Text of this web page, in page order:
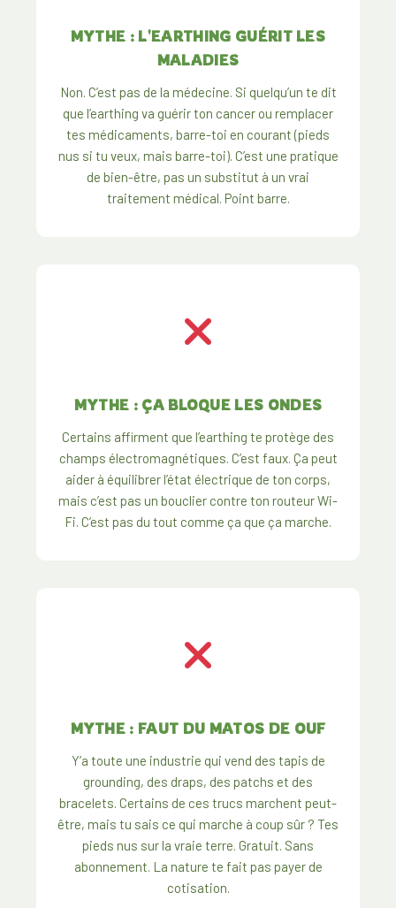
MYTHE : L'EARTHING GUÉRIT LES
MALADIES
Non. C’est pas de la médecine. Si quelqu’un te dit
que l’earthing va guérir ton cancer ou remplacer
tes médicaments, barre-toi en courant (pieds
nus si tu veux, mais barre-toi). C’est une pratique
de bien-être, pas un substitut à un vrai
traitement médical. Point barre.
MYTHE : ÇA BLOQUE LES ONDES
Certains affirment que l’earthing te protège des
champs électromagnétiques. C’est faux. Ça peut
aider à équilibrer l’état électrique de ton corps,
mais c’est pas un bouclier contre ton routeur Wi-
Fi. C’est pas du tout comme ça que ça marche.
MYTHE : FAUT DU MATOS DE OUF
Y’a toute une industrie qui vend des tapis de
grounding, des draps, des patchs et des
bracelets. Certains de ces trucs marchent peut-
être, mais tu sais ce qui marche à coup sûr ? Tes
pieds nus sur la vraie terre. Gratuit. Sans
abonnement. La nature te fait pas payer de
cotisation.